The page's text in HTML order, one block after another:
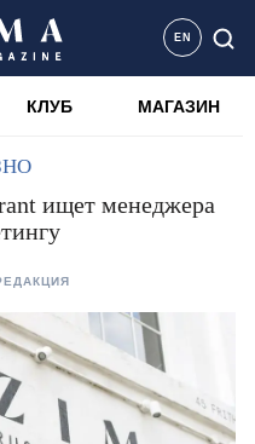
EN
КЛУБ МАГАЗИН
ищет менеджера